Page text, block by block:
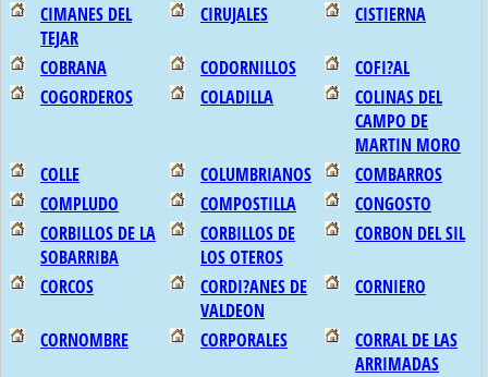
CIMANES DEL
TEJAR
CIRUJALES CISTIERNA
COBRANA CODORNILLOS
COFI?AL
COGORDEROS
COLADILLA
COLINAS DEL
CAMPO DE
MARTIN MORO
COLLE
COLUMBRIANOS
COMBARROS
COMPLUDO
COMPOSTILLA
CONGOSTO
CORBILLOS DE LA
SOBARRIBA
CORBILLOS DE
LOS OTEROS
CORBON DEL SIL
CORCOS
CORDI?ANES DE
VALDEON
CORNIERO
CORNOMBRE CORPORALES
CORRAL DE LAS
ARRIMADAS